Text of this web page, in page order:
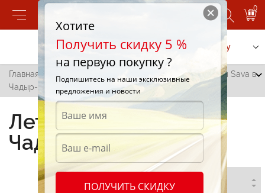
0
Позвонить Заказать услугу
Главная /
Летние шины Sava в
Чадыр-Лунге
Летние шины Sava в
Чадыр-Лунге
Хотите
Получить скидку 5 %
на первую покупку ?
Подпишитесь на наши эксклюзивные
предложения и новости
ПОЛУЧИТЬ СКИДКУ